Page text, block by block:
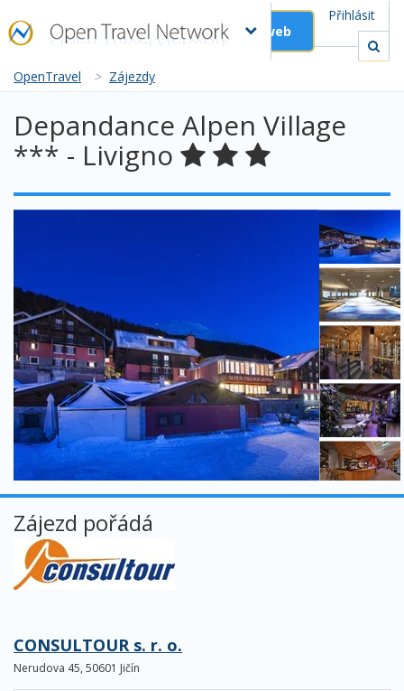
Přihlásit
Založit web
OpenTravel > Zájezdy
Depandance Alpen Village
*** - Livigno
Zájezd pořádá
CONSULTOUR s. r. o.
Nerudova 45, 50601 Jičín